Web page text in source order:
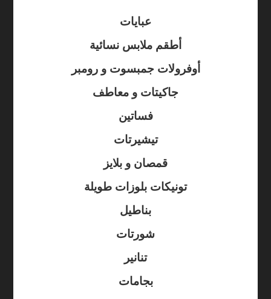
عبايات
أطقم ملابس نسائية
أوفرولات جمبسوت و رومبر
جاكيتات و معاطف
فساتين
تيشيرتات
قمصان و بلايز
تونيكات بلوزات طويلة
بناطيل
شورتات
تنانير
بجامات